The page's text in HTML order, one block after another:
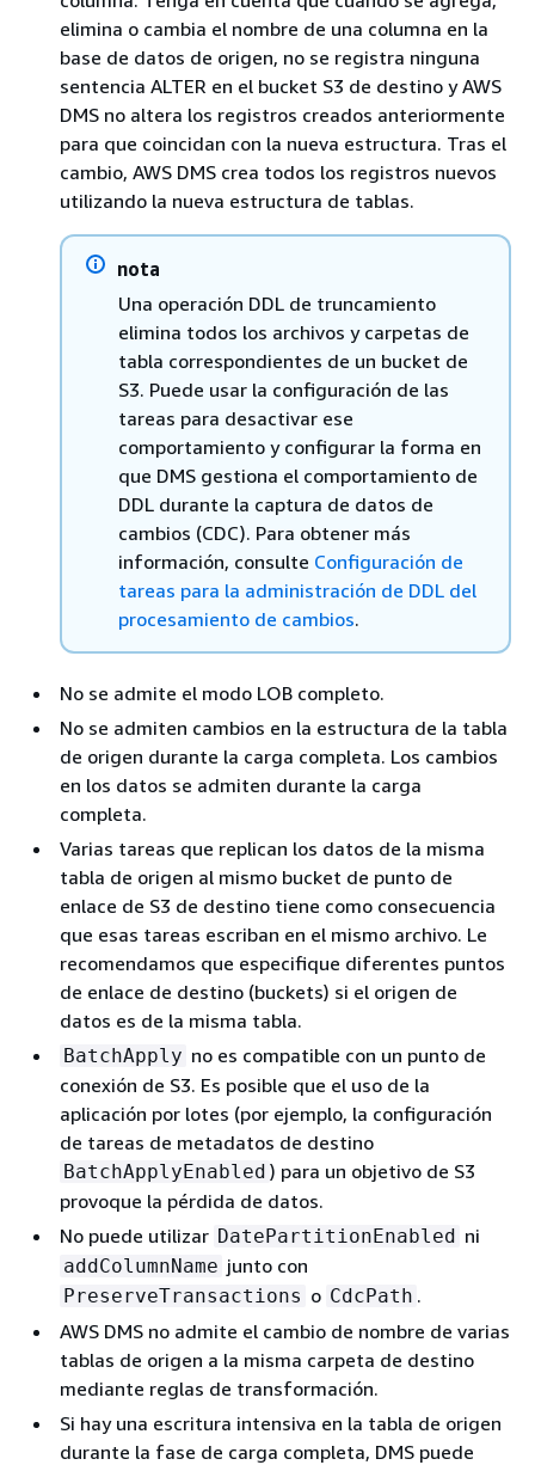
elimina o cambia el nombre de una columna en la
base de datos de origen, no se registra ninguna
sentencia ALTER en el bucket S3 de destino y AWS
DMS no altera los registros creados anteriormente
para que coincidan con la nueva estructura. Tras el
cambio, AWS DMS crea todos los registros nuevos
utilizando la nueva estructura de tablas.
nota
Una operación DDL de truncamiento
elimina todos los archivos y carpetas de
tabla correspondientes de un bucket de
S3. Puede usar la configuración de las
tareas para desactivar ese
comportamiento y configurar la forma en
que DMS gestiona el comportamiento de
DDL durante la captura de datos de
cambios (CDC). Para obtener más
información, consulte Configuración de
tareas para la administración de DDL del
procesamiento de cambios.
No se admite el modo LOB completo.
No se admiten cambios en la estructura de la tabla
de origen durante la carga completa. Los cambios
en los datos se admiten durante la carga
completa.
Varias tareas que replican los datos de la misma
tabla de origen al mismo bucket de punto de
enlace de S3 de destino tiene como consecuencia
que esas tareas escriban en el mismo archivo. Le
recomendamos que especifique diferentes puntos
de enlace de destino (buckets) si el origen de
datos es de la misma tabla.
BatchApply no es compatible con un punto de
conexión de S3. Es posible que el uso de la
aplicación por lotes (por ejemplo, la configuración
de tareas de metadatos de destino
BatchApplyEnabled ) para un objetivo de S3
provoque la pérdida de datos.
No puede utilizar DatePartitionEnabled ni
addColumnName junto con
PreserveTransactions o CdcPath .
AWS DMS no admite el cambio de nombre de varias
tablas de origen a la misma carpeta de destino
mediante reglas de transformación.
Si hay una escritura intensiva en la tabla de origen
durante la fase de carga completa, DMS puede